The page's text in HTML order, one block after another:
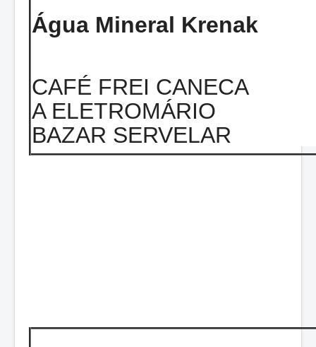
Água Mineral Krenak
CAFÉ FREI CANECA
A ELETROMÁRIO
BAZAR SERVELAR